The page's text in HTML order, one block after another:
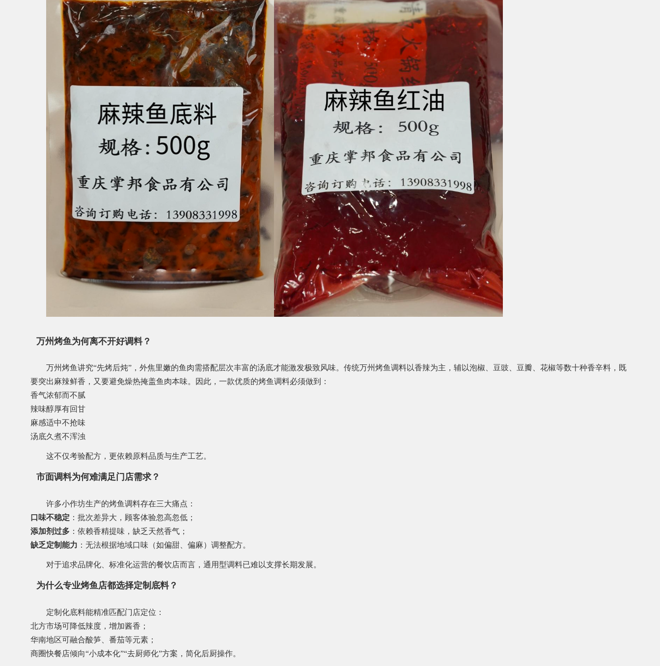
万州烤鱼为何离不开好调料？
万州烤鱼讲究“先烤后炖”，外焦里嫩的鱼肉需搭配层次丰富的汤底才能激发极致风味。传统万州烤鱼调料以香辣为主，辅以泡椒、豆豉、豆瓣、花椒等数十种香辛料，既
要突出麻辣鲜香，又要避免燥热掩盖鱼肉本味。因此，一款优质的烤鱼调料必须做到：
香气浓郁而不腻
辣味醇厚有回甘
麻感适中不抢味
汤底久煮不浑浊
这不仅考验配方，更依赖原料品质与生产工艺。
市面调料为何难满足门店需求？
许多小作坊生产的烤鱼调料存在三大痛点：
口味不稳定 ：批次差异大，顾客体验忽高忽低；
添加剂过多 ：依赖香精提味，缺乏天然香气；
缺乏定制能力 ：无法根据地域口味（如偏甜、偏麻）调整配方。
对于追求品牌化、标准化运营的餐饮店而言，通用型调料已难以支撑长期发展。
为什么专业烤鱼店都选择定制底料？
定制化底料能精准匹配门店定位：
北方市场可降低辣度，增加酱香；
华南地区可融合酸笋、番茄等元素；
商圈快餐店倾向“小成本化”“去厨师化”方案，简化后厨操作。